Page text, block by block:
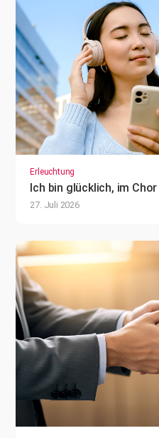
Erleuchtung
Ich bin glücklich, im
27. Juli 2026